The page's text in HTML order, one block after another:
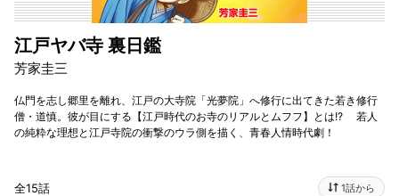
江戸ヤバ寺 裏日鑑
芳家圭三
仏門を志し郷里を離れ、江戸の大寺院「光夢院」へ修行に出てきた若き修行
僧・道慎。彼が目にする【江戸時代のお寺のリアルとムフフ】とは!? 若人
の純粋な理想と江戸寺院の衝撃のウラ側を描く、青春人情時代劇！
全15話 1話から